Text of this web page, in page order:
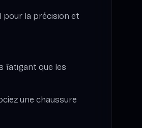
pour la précision et
fatigant que les
une chaussure